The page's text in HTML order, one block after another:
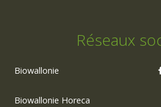
Réseaux
Biowallonie
Biowallonie Horeca